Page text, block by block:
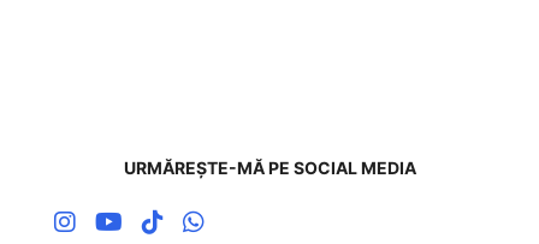
URMĂREȘTE-MĂ PE SOCIAL MEDIA